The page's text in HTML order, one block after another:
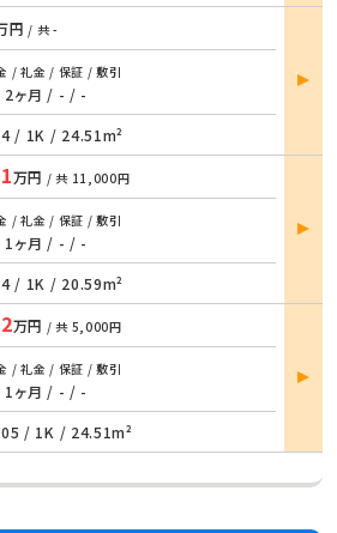
円 / 共-
/ 礼金 / 保証 / 敷引
2ヶ月 / - / -
/ 1K / 24.51m²
部屋
詳細
万円 / 共 11,000円
/ 礼金 / 保証 / 敷引
1ヶ月 / - / -
/ 1K / 20.59m²
部屋
詳細
万円 / 共 5,000円
/ 礼金 / 保証 / 敷引
1ヶ月 / - / -
/ 1K / 24.51m²
部屋
詳細